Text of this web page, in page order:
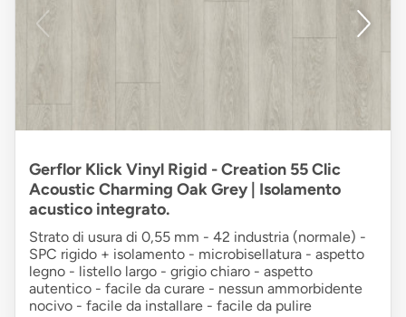
Gerflor Klick Vinyl Rigid - Creation 55 Clic
Acoustic Charming Oak Grey | Isolamento
acustico integrato.
Strato di usura di 0,55 mm - 42 industria (normale) -
SPC rigido + isolamento - microbisellatura - aspetto
legno - listello largo - grigio chiaro - aspetto
autentico - facile da curare - nessun ammorbidente
nocivo - facile da installare - facile da pulire